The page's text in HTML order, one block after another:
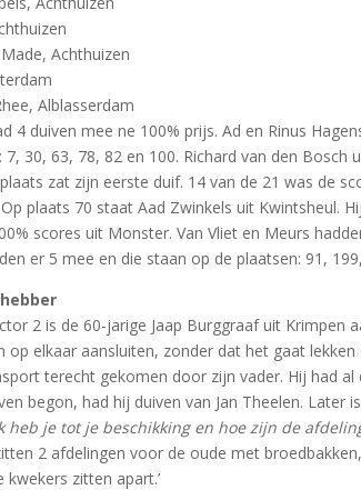
Achthuizen
Alblasserdam
4 duiven mee ne 100% prijs. Ad en Rinus
30, 63, 78, 82 en 100. Richard van den
plaats zat zijn eerste duif. 14 van de 21 was de
plaats 70 staat Aad Zwinkels uit Kwintsheul.
scores uit Monster. Van Vliet en Meurs
er 5 mee en die staan op de plaatsen: 91,
2 is de 60-jarige Jaap Burggraaf uit Krimpen
op elkaar aansluiten, zonder dat het gaat
terecht gekomen door zijn vader. Hij had
begon, had hij duiven van Jan Theelen. Later
heb je tot je beschikking en hoe zijn de
2 afdelingen voor de oude met
zitten apart.’